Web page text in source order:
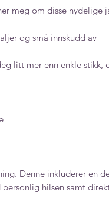
meg om disse nydelige
og små innskudd av
litt mer enn enkle
Denne inkluderer en
personlig hilsen samt